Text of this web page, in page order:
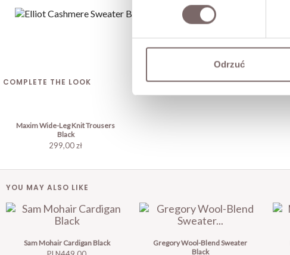
Odrzuć
COMPLETE THE LOOK
Maxim Wide-Leg Knit Trousers
Black
299,00 zł
YOU MAY ALSO LIKE
Sam Mohair Cardigan Black
Gregory Wool-Blend Sweater
Black